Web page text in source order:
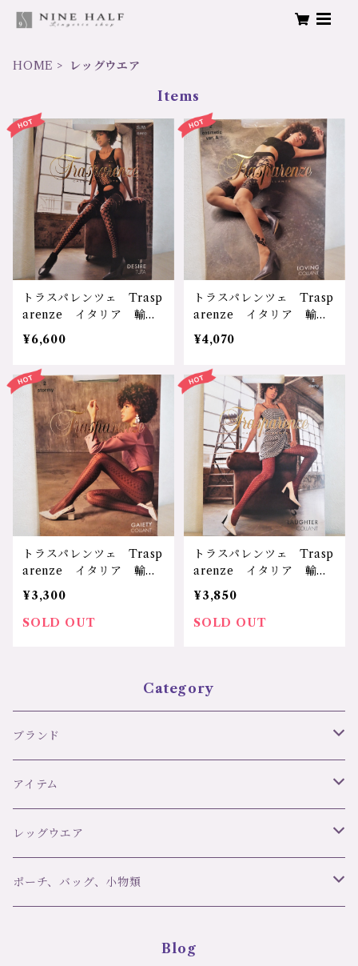
HOME レッグウエア
Items
トラスパレンツェ Trasp
arenze イタリア 輸入
ランジェリー レディー
ス メッシュ あみめ 網
目 可愛い サスペンダ
ー セクシー 気分アッ
プ プレゼント ギフト
クリスマス バレンタイ
ン ブラック ボディスト
ッキング DESIRE サイ
ズ：S/Mサイズ カラー：
ブラック 価格：6600円
¥6,600
トラスパレンツェ Trasp
arenze イタリア 輸入
ランジェリー レディー
ス シームレス 花柄 フ
ラワー 可愛い セクシ
ー クロッチ付き 気分ア
ップ プレゼント ギフ
ト クリスマス バレンタ
イン コスメ/ブラック
花柄タイツ パンティスト
ッキング Loving サイ
ズ：2サイズ カラー：ヌ
ード/ブラック 価格：40
70円
¥4,070
トラスパレンツェ Trasp
arenze イタリア 輸入
ランジェリー レディー
ス ジオメトリック柄 マ
ルチ柄 可愛い クロッチ
ス バレンタイン グレ
ー：グレー 価格：3300
¥3,300
SOLD OUT
トラスパレンツェ Trasp
arenze イタリア 輸入
ランジェリー レディー
ス デザインメッシュ柄
可愛い クロッチ付き 保
ンタイン ブラック 大柄
¥3,850
SOLD OUT
Category
ブランド
リズ・シャルメル LISE CHARMEL
C42 ULTRA FEMININ
オーバドゥ AUBADE
ランジェリーク L’ANGELIQUE
アイテム
ブラ＆ボトムセット
スリップ・ベビードール
レッグウエア
ブランド
ポーチ、バッグ、小物類
Blog